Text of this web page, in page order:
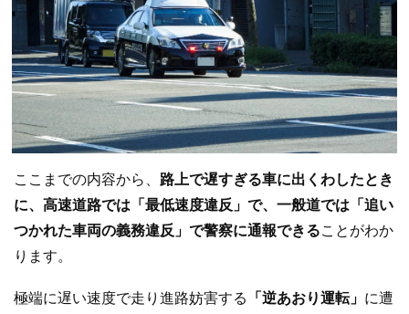
ここまでの内容から、 路上で遅すぎる車に出くわしたとき
に、高速道路では「最低速度違反」で、一般道では「追い
つかれた車両の義務違反」で警察に通報できることがわか
ります。
極端に遅い速度で走り進路妨害する 「逆あおり運転」 に遭